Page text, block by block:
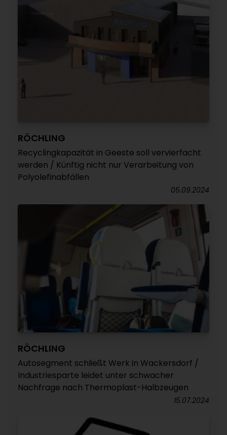
RÖCHLING
Recyclingkapazität in Geeste soll vervierfacht
werden / Künftig nicht nur Verarbeitung von
Polyolefinabfällen
05.09.2024
RÖCHLING
Autosegment schließt Werk in Wackersdorf /
Industriesparte leidet unter schwacher
Nachfrage nach Thermoplast-Halbzeugen
15.07.2024